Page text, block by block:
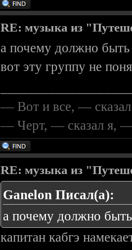
RE: музыка из
а почему должно быть
вот эту группу не
— Вот и все, —
— Черт, — сказал я, —
RE: музыка из
Ganelon Писал(а):
а почему должно
капитан кабгэ